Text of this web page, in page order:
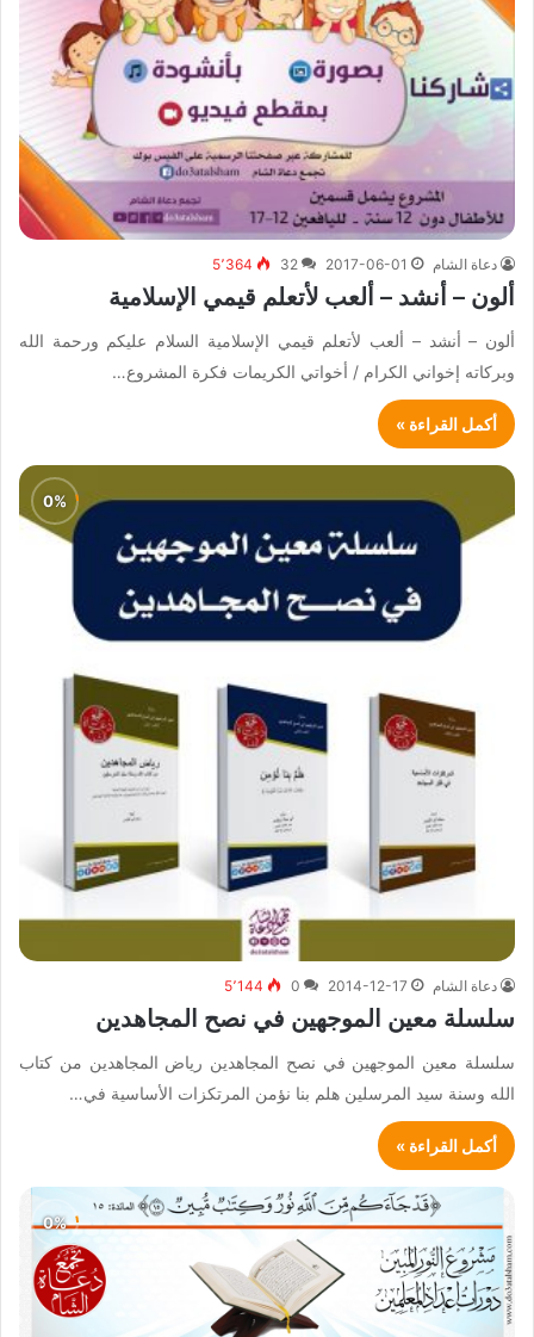
دعاة الشام 2017-06-01
32 5٬364
ألون – أنشد – ألعب لأتعلم قيمي الإسلامية
ألون – أنشد – ألعب لأتعلم قيمي الإسلامية السلام عليكم ورحمة الله
وبركاته إخواني الكرام / أخواتي الكريمات فكرة المشروع…
أكمل القراءة »
دعاة الشام 2014-12-17
0 5٬144
سلسلة معين الموجهين في نصح المجاهدين
سلسلة معين الموجهين في نصح المجاهدين رياض المجاهدين من كتاب
الله وسنة سيد المرسلين هلم بنا نؤمن المرتكزات الأساسية في…
أكمل القراءة »